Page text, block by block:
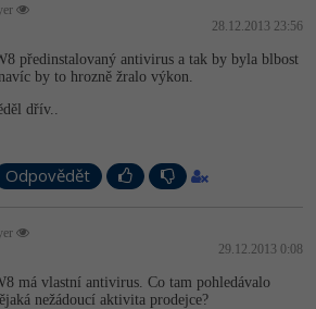
Effects
28.12.2013 23:56
předinstalovaný antivirus a tak by byla blbost
by to hrozně žralo výkon.
dřív..
Odpovědět
29.12.2013 0:08
má vlastní antivirus. Co tam pohledávalo
nežádoucí aktivita prodejce?